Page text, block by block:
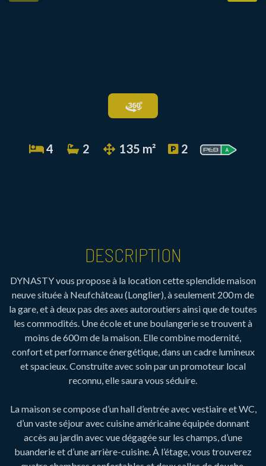
4 2 135 m² 2
DESCRIPTION
DYNASTY vous propose à la location cette splendide maison
neuve située à Neufchâteau (Longlier), à seulement 200 m de
la gare, et à deux pas des axes autoroutiers ainsi que de toutes
les commodités. Une école et une boulangerie se trouvent à
moins de 600 m de la maison. Elle combine modernité,
confort et performance énergétique, dans un cadre lumineux
et spacieux. Construite avec soin par un promoteur local
reconnu, elle saura vous séduire.
La maison se compose d’un hall d’entrée avec vestiaire et WC,
d’un vaste séjour avec cuisine américaine équipée donnant
accès au jardin avec vue dégagée sur les champs, d’une
buanderie et d’une arrière-cuisine. À l’étage, vous trouverez